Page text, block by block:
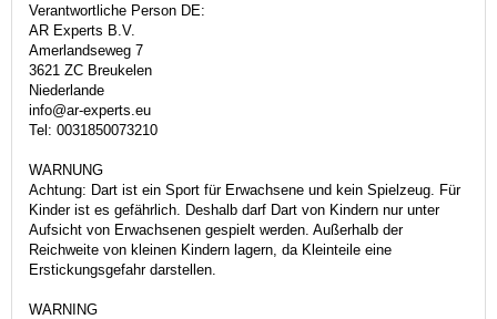
Verantwortliche Person DE:
AR Experts B.V.
Amerlandseweg 7
3621 ZC Breukelen
Niederlande
info@ar-experts.eu
Tel: 0031850073210
WARNUNG
Achtung: Dart ist ein Sport für Erwachsene und kein Spielzeug. Für
Kinder ist es gefährlich. Deshalb darf Dart von Kindern nur unter
Aufsicht von Erwachsenen gespielt werden. Außerhalb der
Reichweite von kleinen Kindern lagern, da Kleinteile eine
Erstickungsgefahr darstellen.
WARNING